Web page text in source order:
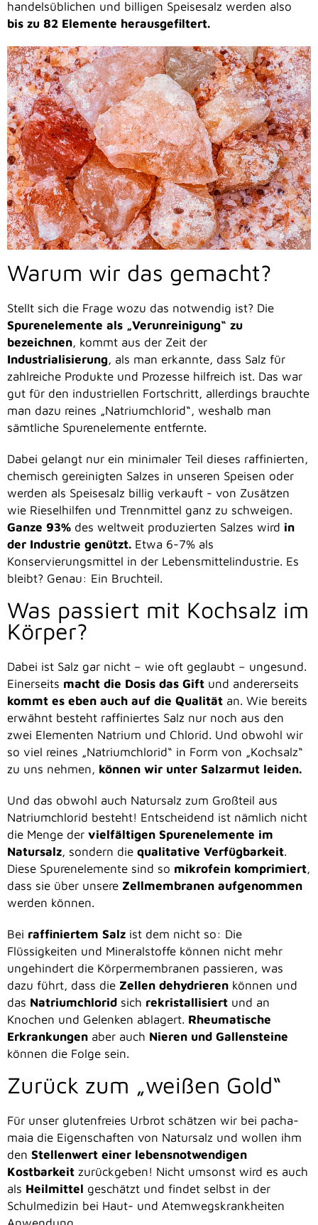
handelsüblichen und billigen Speisesalz werden also
bis zu 82 Elemente herausgefiltert.
Warum wir das gemacht?
Stellt sich die Frage wozu das notwendig ist? Die
Spurenelemente als „Verunreinigung“ zu
bezeichnen, kommt aus der Zeit der
Industrialisierung, als man erkannte, dass Salz für
zahlreiche Produkte und Prozesse hilfreich ist. Das war
gut für den industriellen Fortschritt, allerdings brauchte
man dazu reines „Natriumchlorid“, weshalb man
sämtliche Spurenelemente entfernte.
Dabei gelangt nur ein minimaler Teil dieses raffinierten,
chemisch gereinigten Salzes in unseren Speisen oder
werden als Speisesalz billig verkauft - von Zusätzen
wie Rieselhilfen und Trennmittel ganz zu schweigen.
Ganze 93% des weltweit produzierten Salzes wird in
der Industrie genützt. Etwa 6-7% als
Konservierungsmittel in der Lebensmittelindustrie. Es
bleibt? Genau: Ein Bruchteil.
Was passiert mit Kochsalz im
Körper?
Dabei ist Salz gar nicht – wie oft geglaubt – ungesund.
Einerseits macht die Dosis das Gift und andererseits
kommt es eben auch auf die Qualität an. Wie bereits
erwähnt besteht raffiniertes Salz nur noch aus den
zwei Elementen Natrium und Chlorid. Und obwohl wir
so viel reines „Natriumchlorid“ in Form von „Kochsalz“
zu uns nehmen, können wir unter Salzarmut leiden.
Und das obwohl auch Natursalz zum Großteil aus
Natriumchlorid besteht! Entscheidend ist nämlich nicht
die Menge der vielfältigen Spurenelemente im
Natursalz, sondern die qualitative Verfügbarkeit.
Diese Spurenelemente sind so mikrofein komprimiert,
dass sie über unsere Zellmembranen aufgenommen
werden können.
Bei raffiniertem Salz ist dem nicht so: Die
Flüssigkeiten und Mineralstoffe können nicht mehr
ungehindert die Körpermembranen passieren, was
dazu führt, dass die Zellen dehydrieren können und
das Natriumchlorid sich rekristallisiert und an
Knochen und Gelenken ablagert. Rheumatische
Erkrankungen aber auch Nieren und Gallensteine
können die Folge sein.
Zurück zum „weißen Gold“
Für unser glutenfreies Urbrot schätzen wir bei pacha-
maia die Eigenschaften von Natursalz und wollen ihm
den Stellenwert einer lebensnotwendigen
Kostbarkeit zurückgeben! Nicht umsonst wird es auch
als Heilmittel geschätzt und findet selbst in der
Schulmedizin bei Haut- und Atemwegskrankheiten